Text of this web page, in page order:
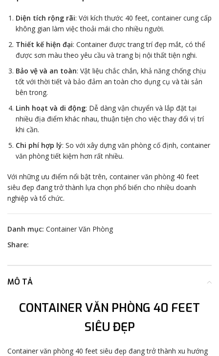
Diện tích rộng rãi: Với kích thước 40 feet, container cung cấp
không gian làm việc thoải mái cho nhiều người.
Thiết kế hiện đại: Container được trang trí đẹp mắt, có thể
được sơn màu theo yêu cầu và trang bị nội thất tiện nghi.
Bảo vệ và an toàn: Vật liệu chắc chắn, khả năng chống chịu
tốt với thời tiết và bảo đảm an toàn cho dụng cụ và tài sản
bên trong.
Linh hoạt và di động: Dễ dàng vận chuyển và lắp đặt tại
nhiều địa điểm khác nhau, thuận tiện cho việc thay đổi vị trí
khi cần.
Chi phí hợp lý: So với xây dựng văn phòng cố định, container
văn phòng tiết kiệm hơn rất nhiều.
Với những ưu điểm nổi bật trên, container văn phòng 40 feet
siêu đẹp đang trở thành lựa chọn phổ biến cho nhiều doanh
nghiệp và tổ chức.
Danh mục: Container Văn Phòng
Share:
MÔ TẢ
CONTAINER VĂN PHÒNG 40 FEET
SIÊU ĐẸP
Container văn phòng 40 feet siêu đẹp đang trở thành xu hướng